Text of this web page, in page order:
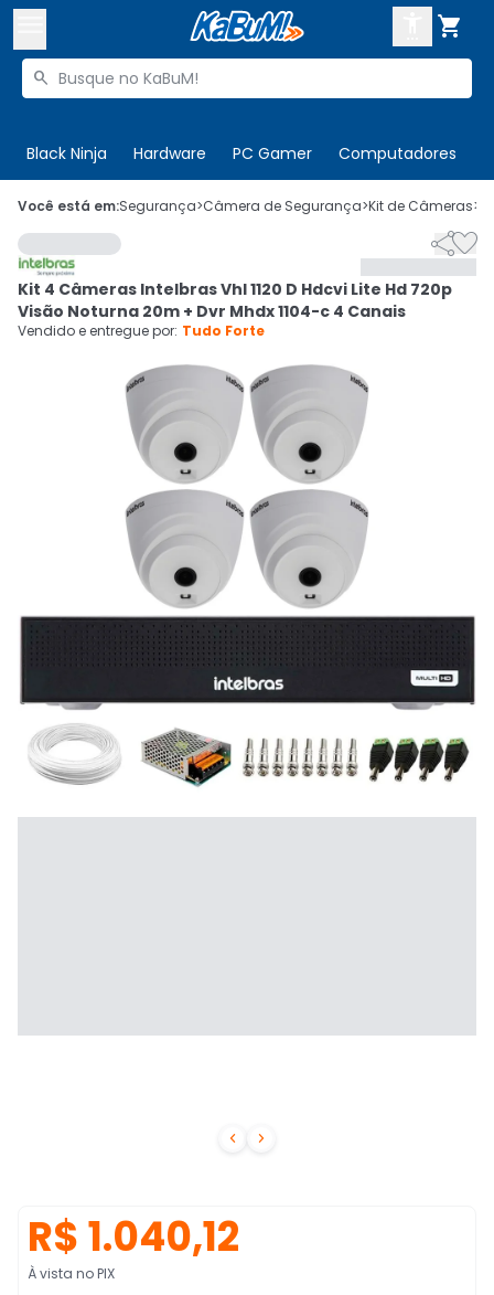

Buscar produtos

Black Ninja Hardware PC Gamer Computadores
 Olá. Acesse sua conta
 Departamentos
Cupons
Ativar tradutor em libras
CADASTRE-SE
Você está em:Segurança>Câmera de Segurança>Kit de Câmeras>
 

Kit 4 Câmeras Intelbras Vhl 1120 D Hdcvi Lite Hd 720p
Visão Noturna 20m + Dvr Mhdx 1104-c 4 Canais
Vendido e entregue por: Tudo Forte
R$ 1.040,12
À vista no PIX